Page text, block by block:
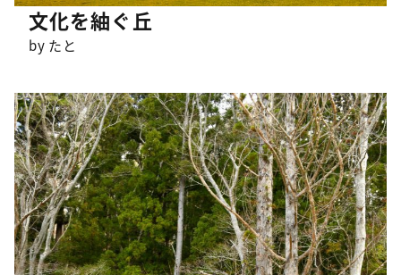
文化を紬ぐ丘
by たと